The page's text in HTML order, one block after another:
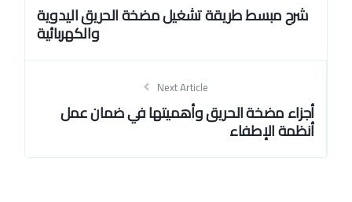
شرح مبسط طريقة تشغيل مضخة الحريق اليدوية
والكهربائية
Next Article
أجزاء مضخة الحريق وأهميتها في ضمان عمل
أنظمة الإطفاء